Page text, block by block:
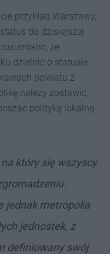
przykład Warszawy,
do dzisiejszej
że
dzielnic o statusie
powiatu z
należy zostawić,
politykę lokalną
który się wszyscy
jednak metropolia
jednostek, z
definiowany swój